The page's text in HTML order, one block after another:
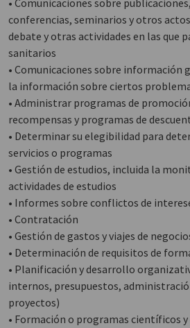
• Comunicaciones sobre
conferencias, seminarios y otros
debate y otras actividades en las que
sanitarios
• Comunicaciones sobre información
la información sobre ciertos
• Administrar programas de
recompensas y programas de
• Determinar su elegibilidad para
servicios o programas
• Gestión de estudios, incluida la
actividades de estudios
• Informes sobre conflictos de
• Contratación
• Gestión de gastos y viajes de
• Determinación de requisitos de
• Planificación y desarrollo
internos, presupuestos,
proyectos)
• Formación o programas científicos